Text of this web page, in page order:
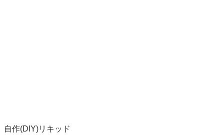
自作(DIY)リキッド